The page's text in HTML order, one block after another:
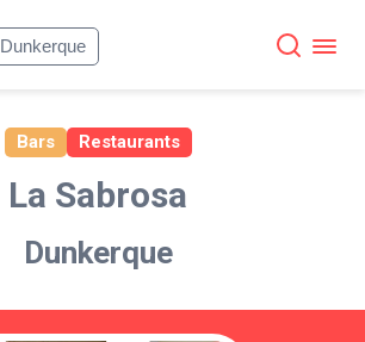
Dunkerque
Bars Restaurants
La Sabrosa
Dunkerque